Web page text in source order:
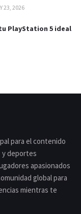
23, 2026
PlayStation 5 ideal
para el contenido
y deportes
apasionados
global para
mientras te